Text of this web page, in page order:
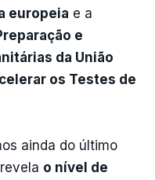
europeia e a
e
da União
os Testes de
ainda do último
o nível de